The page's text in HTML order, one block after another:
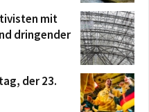
mit
dringender
der 23.